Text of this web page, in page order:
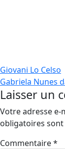
Navigation
de
l’article
Giovani Lo Celso
Gabriela Nunes
Laisser un
Votre adresse e-
obligatoires sont
Commentaire*